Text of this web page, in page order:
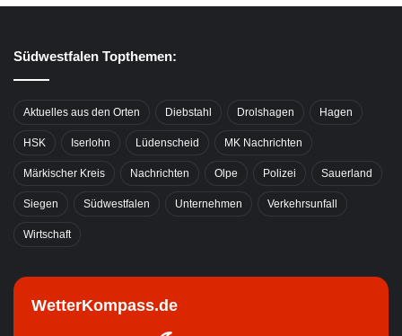
Südwestfalen Topthemen:
Aktuelles aus den Orten Diebstahl Drolshagen Hagen
HSK Iserlohn Lüdenscheid MK Nachrichten
Märkischer Kreis Nachrichten Olpe Polizei Sauerland
Siegen Südwestfalen Unternehmen Verkehrsunfall
Wirtschaft
WetterKompass.de